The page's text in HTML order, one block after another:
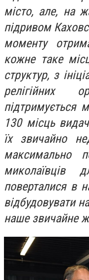
місто, але, на
підривом
моменту
кожне таке
структур, з
релігійних
підтримується
130 місць
їх звичайно
максимально
миколаївців
поверталися в
відбудовувати
наше звичайне